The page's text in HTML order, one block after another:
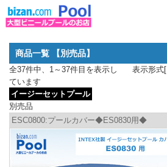
商品一覧 【別売品】
全37件中、1～37件目を表示し
ています
表示形式[
イージーセットプール
別売品
ESC0800:プールカバー◆ES0830用◆